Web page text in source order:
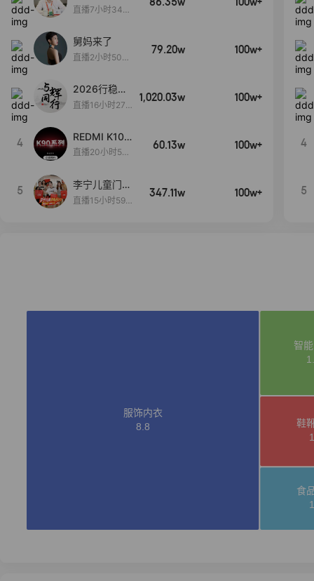
直播间好物分
直播7小时34分
86.35w 100w+
舅妈来了
直播2小时50分
79.20w 100w+
2026行稳致
远
直播16小时27
1,020.03w 100w+
4
REDMI K100
Pro系列新品
启！
直播20小时50
60.13w 100w+
5
李宁儿童门店
爆款赤兔8pr
直播15小时59
347.11w 100w+
4
5